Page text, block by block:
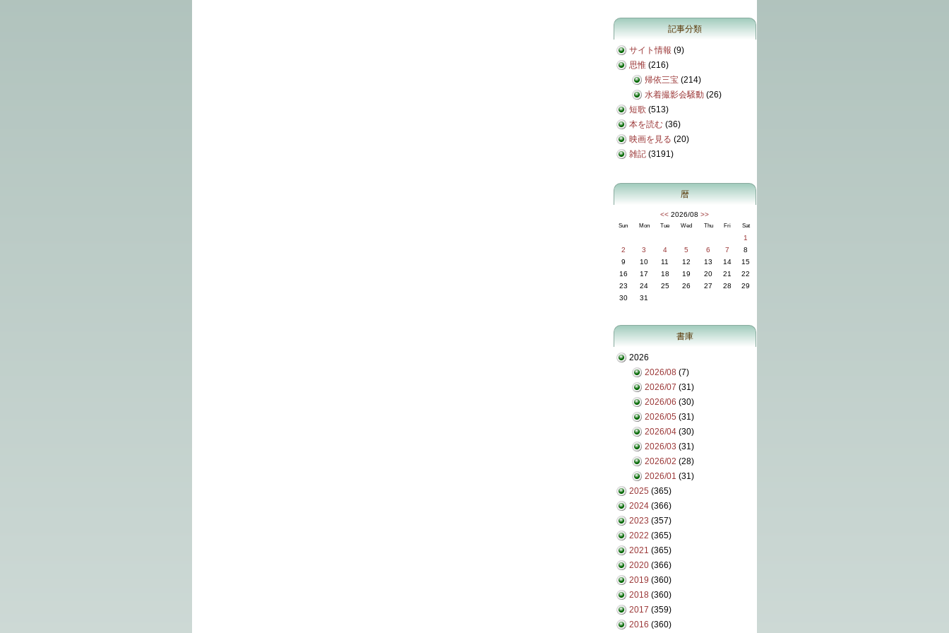
記事分類
サイト情報 (9)
思惟 (216)
帰依三宝 (214)
水着撮影会騒動 (26)
短歌 (513)
本を読む (36)
映画を見る (20)
雑記 (3191)
暦
<< 2026/08 >>
Sun Mon Tue Wed Thu Fri Sat
1
2
3 4 5 6 7
8
9
10 11 12 13 14
15
16
17 18 19 20 21
22
23
24 25 26 27 28
29
30
31
書庫
2026
2026/08 (7)
2026/07 (31)
2026/06 (30)
2026/05 (31)
2026/04 (30)
2026/03 (31)
2026/02 (28)
2026/01 (31)
2025 (365)
2024 (366)
2023 (357)
2022 (365)
2021 (365)
2020 (366)
2019 (360)
2018 (360)
2017 (359)
2016 (360)